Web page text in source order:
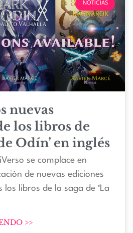
NOTICIAS
nuevas
los libros de
Odín’ en inglés
se complace en
de nuevas ediciones
los libros de la saga de ‘La
>>